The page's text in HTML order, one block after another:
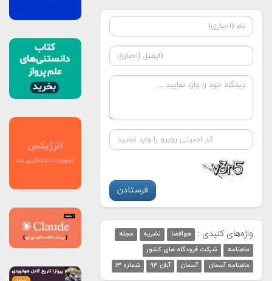
واژه‌های کلیدی : هوافضا نشریه
مجله
ماهنامه
شرکت فرودگاه های کشور
ماهنامه آسمان
آسمان آبان ۹۴ شماره ۱۳